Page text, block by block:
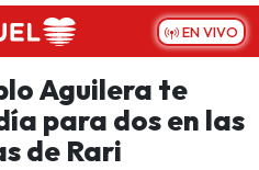
EN VIVO
Aguilera te
para dos en las
de Rari